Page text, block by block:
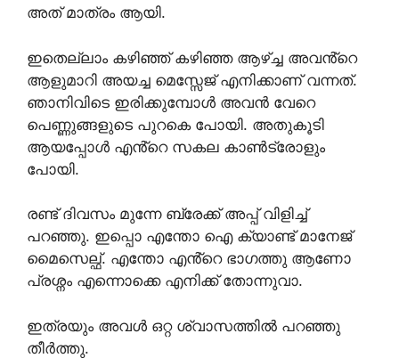
അത്‌ മാത്രം ആയി.
ഇതെല്ലാം കഴിഞ്ഞ് കഴിഞ്ഞ ആഴ്ച്ച അവൻ്റെ
ആളുമാറി അയച്ച മെസ്സേജ് എനിക്കാണ് വന്നത്.
ഞാനിവിടെ ഇരിക്കുമ്പോൾ അവൻ വേറെ
പെണ്ണുങ്ങളുടെ പുറകെ പോയി. അതുകൂടി
ആയപ്പോൾ എൻ്റെ സകല കാൺട്രോളും
പോയി.
രണ്ട് ദിവസം മുന്നേ ബ്രേക്ക്‌ അപ്പ്‌ വിളിച്ച്
പറഞ്ഞു. ഇപ്പൊ എന്തോ ഐ ക്യാണ്ട് മാനേജ്
മൈസെല്ഫ്. എന്തോ എൻ്റെ ഭാഗത്തു ആണോ
പ്രശ്നം എന്നൊക്കെ എനിക്ക് തോന്നുവാ.
ഇത്രയും അവൾ ഒറ്റ ശ്വാസത്തിൽ പറഞ്ഞു
തീർത്തു.